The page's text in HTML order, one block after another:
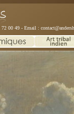
72 00 49 - Email :